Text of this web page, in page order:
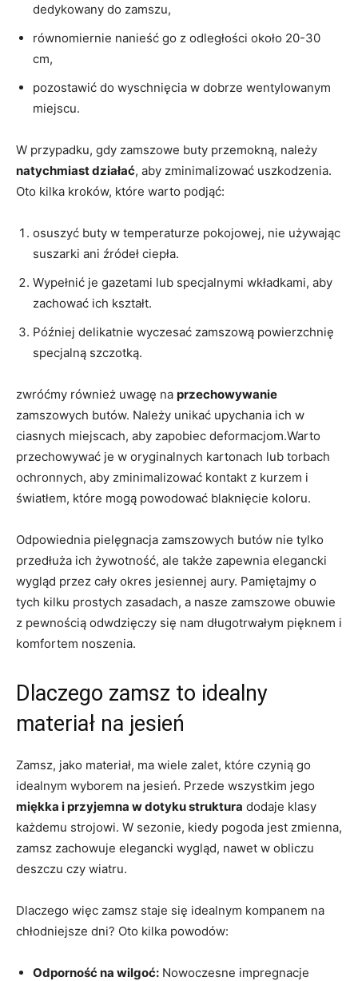
dedykowany do zamszu,
równomiernie nanieść go z odległości około 20-30
cm,
pozostawić do wyschnięcia w dobrze wentylowanym
miejscu.
W przypadku, gdy zamszowe buty przemokną, należy
natychmiast działać, aby zminimalizować uszkodzenia.
Oto kilka kroków, które warto podjąć:
osuszyć buty w temperaturze pokojowej, nie używając
suszarki ani źródeł ciepła.
Wypełnić je gazetami lub specjalnymi wkładkami, aby
zachować ich kształt.
Później delikatnie wyczesać zamszową powierzchnię
specjalną szczotką.
zwróćmy również uwagę na przechowywanie
zamszowych butów. Należy unikać upychania ich w
ciasnych miejscach, aby zapobiec deformacjom.Warto
przechowywać je w oryginalnych kartonach lub torbach
ochronnych, aby zminimalizować kontakt z kurzem i
światłem, które mogą powodować blaknięcie koloru.
Odpowiednia pielęgnacja zamszowych butów nie tylko
przedłuża ich żywotność, ale także zapewnia elegancki
wygląd przez cały okres jesiennej aury. Pamiętajmy o
tych kilku prostych zasadach, a nasze zamszowe obuwie
z pewnością odwdzięczy się nam długotrwałym pięknem i
komfortem noszenia.
Dlaczego zamsz to idealny
materiał na jesień
Zamsz, jako materiał, ma wiele zalet, które czynią go
idealnym wyborem na jesień. Przede wszystkim jego
miękka i przyjemna w dotyku struktura dodaje klasy
każdemu strojowi. W sezonie, kiedy pogoda jest zmienna,
zamsz zachowuje elegancki wygląd, nawet w obliczu
deszczu czy wiatru.
Dlaczego więc zamsz staje się idealnym kompanem na
chłodniejsze dni? Oto kilka powodów:
Odporność na wilgoć: Nowoczesne impregnacje